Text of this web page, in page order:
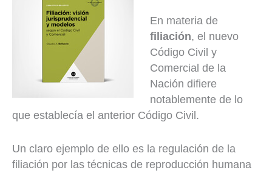
En materia de
filiación, el nuevo
Código Civil y
Comercial de la
Nación difiere
notablemente de lo
que establecía el anterior Código Civil.
Un claro ejemplo de ello es la regulación de la
filiación por las técnicas de reproducción humana